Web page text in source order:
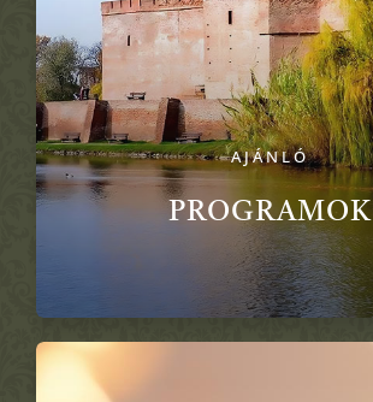
AJÁNLÓ
PROGRAMOK